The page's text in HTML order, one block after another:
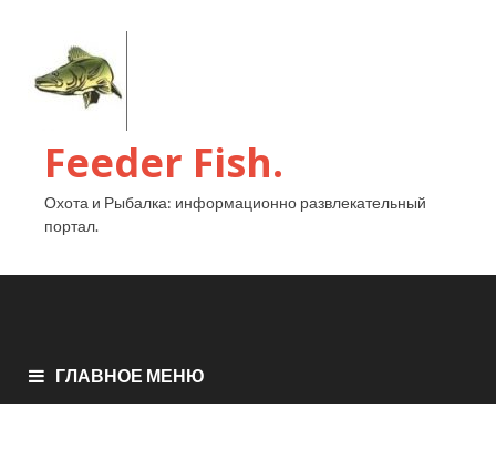
Feeder Fish.
Охота и Рыбалка: информационно развлекательный
портал.
ГЛАВНОЕ МЕНЮ